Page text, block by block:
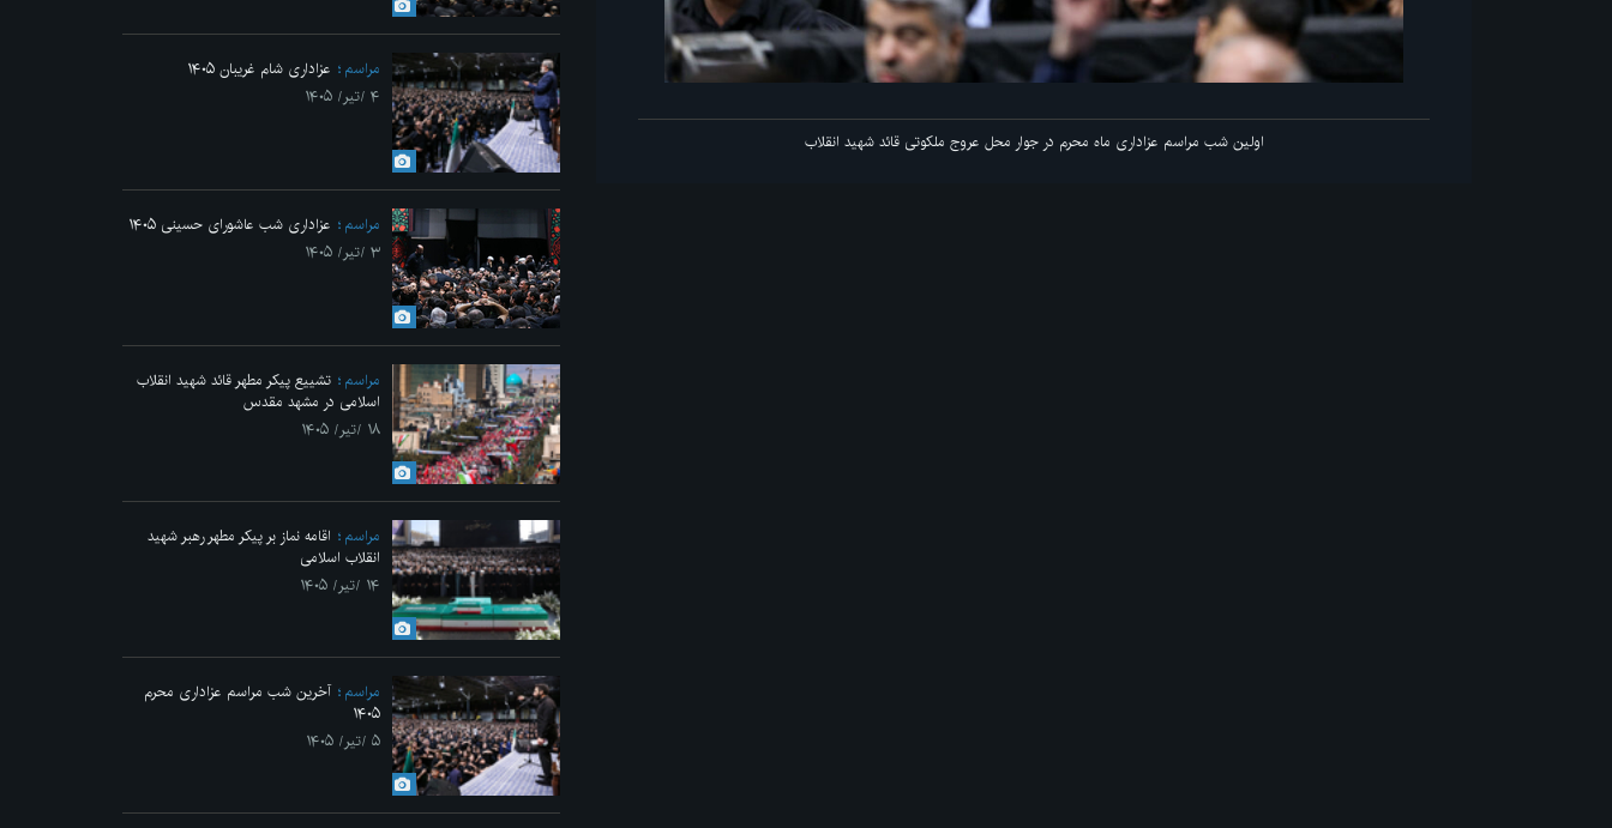
اولین شب مراسم عزاداری ماه محرم در جوار محل عروج ملکوتی قائد شهید انقلاب مراسم عزاداری ماه محرم در جوار محل عروج ملکوتی قائد شهید انقلاب
مراسم
عزاداری شام غریبان ۱۴۰۵
۴ /تیر/ ۱۴۰۵
مراسم
عزاداری شب عاشورای حسینی ۱۴۰۵
۳ /تیر/ ۱۴۰۵
مراسم
تشییع پیکر مطهر قائد شهید انقلاب
اسلامی در مشهد مقدس
۱۸ /تیر/ ۱۴۰۵
مراسم
اقامه نماز بر پیکر مطهر رهبر شهید
انقلاب اسلامی
۱۴ /تیر/ ۱۴۰۵
مراسم
آخرین شب مراسم عزاداری محرم
۱۴۰۵
۵ /تیر/ ۱۴۰۵